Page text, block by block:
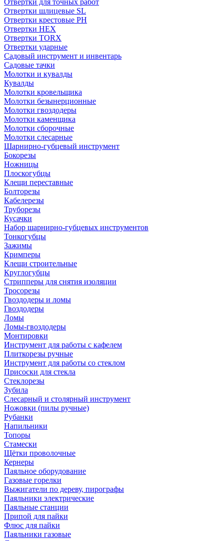
Отвертки для точных работ
Отвертки шлицевые SL
Отвертки крестовые PH
Отвертки HEX
Отвертки TORX
Отвертки ударные
Садовый инструмент и инвентарь
Садовые тачки
Молотки и кувалды
Кувалды
Молотки кровельщика
Молотки безынерционные
Молотки гвоздодеры
Молотки каменщика
Молотки сборочные
Молотки слесарные
Шарнирно-губцевый инструмент
Бокорезы
Ножницы
Плоскогубцы
Клещи переставные
Болторезы
Кабелерезы
Труборезы
Кусачки
Набор шарнирно-губцевых инструментов
Тонкогубцы
Зажимы
Кримперы
Клещи строительные
Круглогубцы
Стрипперы для снятия изоляции
Тросорезы
Гвоздодеры и ломы
Гвоздодеры
Ломы
Ломы-гвоздодеры
Монтировки
Инструмент для работы с кафелем
Плиткорезы ручные
Инструмент для работы со стеклом
Присоски для стекла
Стеклорезы
Зубила
Слесарный и столярный инструмент
Ножовки (пилы ручные)
Рубанки
Напильники
Топоры
Стамески
Щётки проволочные
Кернеры
Паяльное оборудование
Газовые горелки
Выжигатели по дереву, пирографы
Паяльники электрические
Паяльные станции
Припой для пайки
Флюс для пайки
Паяльники газовые